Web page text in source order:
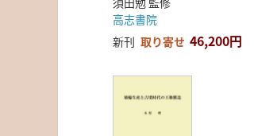
高志書院
新刊 取り寄せ 46,200円